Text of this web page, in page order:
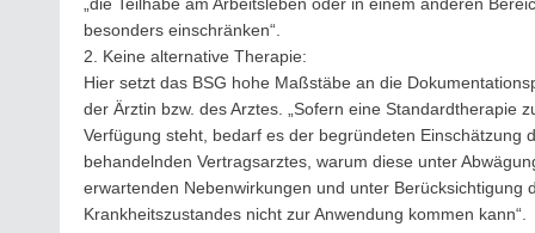
besonders einschränken“.
2. Keine alternative Therapie:
Hier setzt das BSG hohe Maßstäbe an die
der Ärztin bzw. des Arztes. „Sofern eine Standardtherapie
Verfügung steht, bedarf es der begründeten Einschätzung
behandelnden Vertragsarztes, warum diese unter
erwartenden Nebenwirkungen und unter Berücksichtigung
Krankheitszustandes nicht zur Anwendung kommen kann“.